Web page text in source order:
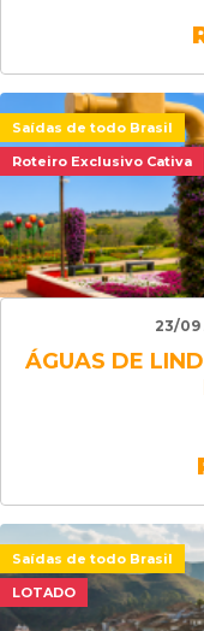
Saídas de todo Brasil
Roteiro Exclusivo Cativa
23/09
ÁGUAS DE
Saídas de todo Brasil
LOTADO